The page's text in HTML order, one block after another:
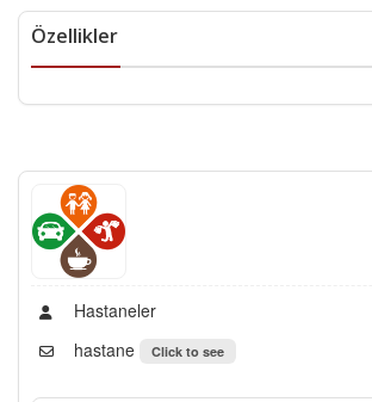
Özellikler
Hastaneler
hastane
Click to see